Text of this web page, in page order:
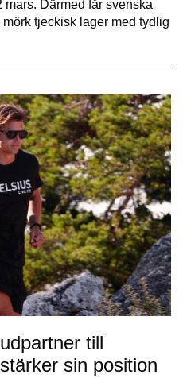
Därmed får svenska
tjeckisk lager med tydlig
till
sin position